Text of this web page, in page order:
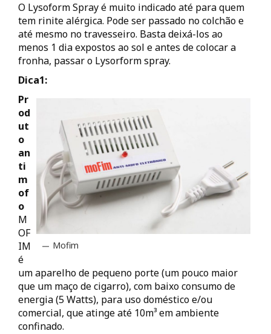
O Lysoform Spray é muito indicado até para quem
tem rinite alérgica. Pode ser passado no colchão e
até mesmo no travesseiro. Basta deixá-los ao
menos 1 dia expostos ao sol e antes de colocar a
fronha, passar o Lysorform spray.
Dica1:
Mofim
Pr
od
ut
o
an
ti
m
of
o
M
OF
IM
é
um aparelho de pequeno porte (um pouco maior
que um maço de cigarro), com baixo consumo de
energia (5 Watts), para uso doméstico e/ou
comercial, que atinge até 10m³ em ambiente
confinado.